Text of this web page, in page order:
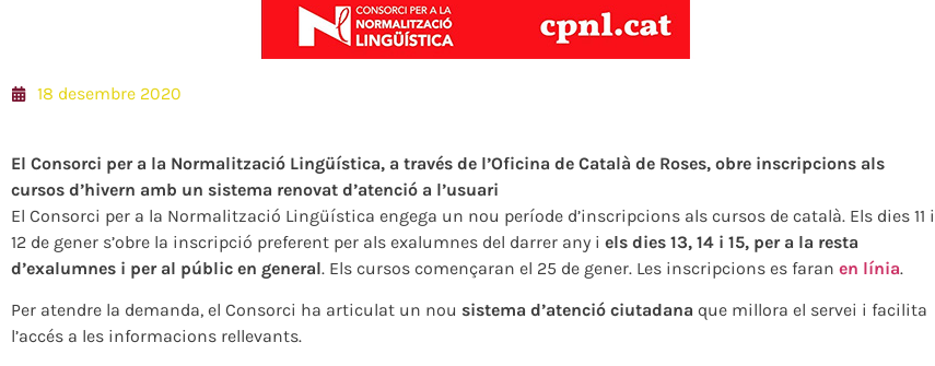
18 desembre 2020
El Consorci per a la Normalització Lingüística, a través de l’Oficina de Català de Roses, obre inscripcions als
cursos d’hivern amb un sistema renovat d’atenció a l’usuari
El Consorci per a la Normalització Lingüística engega un nou període d’inscripcions als cursos de català. Els dies 11 i
12 de gener s’obre la inscripció preferent per als exalumnes del darrer any i els dies 13, 14 i 15, per a la resta
d’exalumnes i per al públic en general. Els cursos començaran el 25 de gener. Les inscripcions es faran en línia.
Per atendre la demanda, el Consorci ha articulat un nou sistema d’atenció ciutadana que millora el servei i facilita
l’accés a les informacions rellevants.